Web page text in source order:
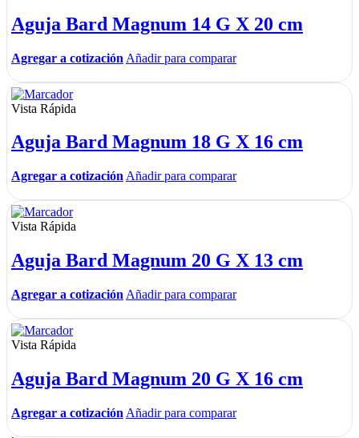
Aguja Bard Magnum 14 G X 20 cm
Agregar a cotización Añadir para comparar
Vista Rápida
Aguja Bard Magnum 18 G X 16 cm
Agregar a cotización Añadir para comparar
Vista Rápida
Aguja Bard Magnum 20 G X 13 cm
Agregar a cotización Añadir para comparar
Vista Rápida
Aguja Bard Magnum 20 G X 16 cm
Agregar a cotización Añadir para comparar